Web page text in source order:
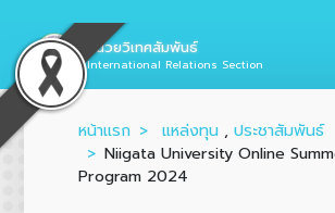
หน่วยวิเทศสัมพันธ์
International Relations Section
หน้าแรก แหล่งทุน , ประชาสัมพันธ์
Niigata University Online
Program 2024